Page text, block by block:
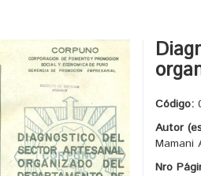
Código:
Autor
Mamani
Nro